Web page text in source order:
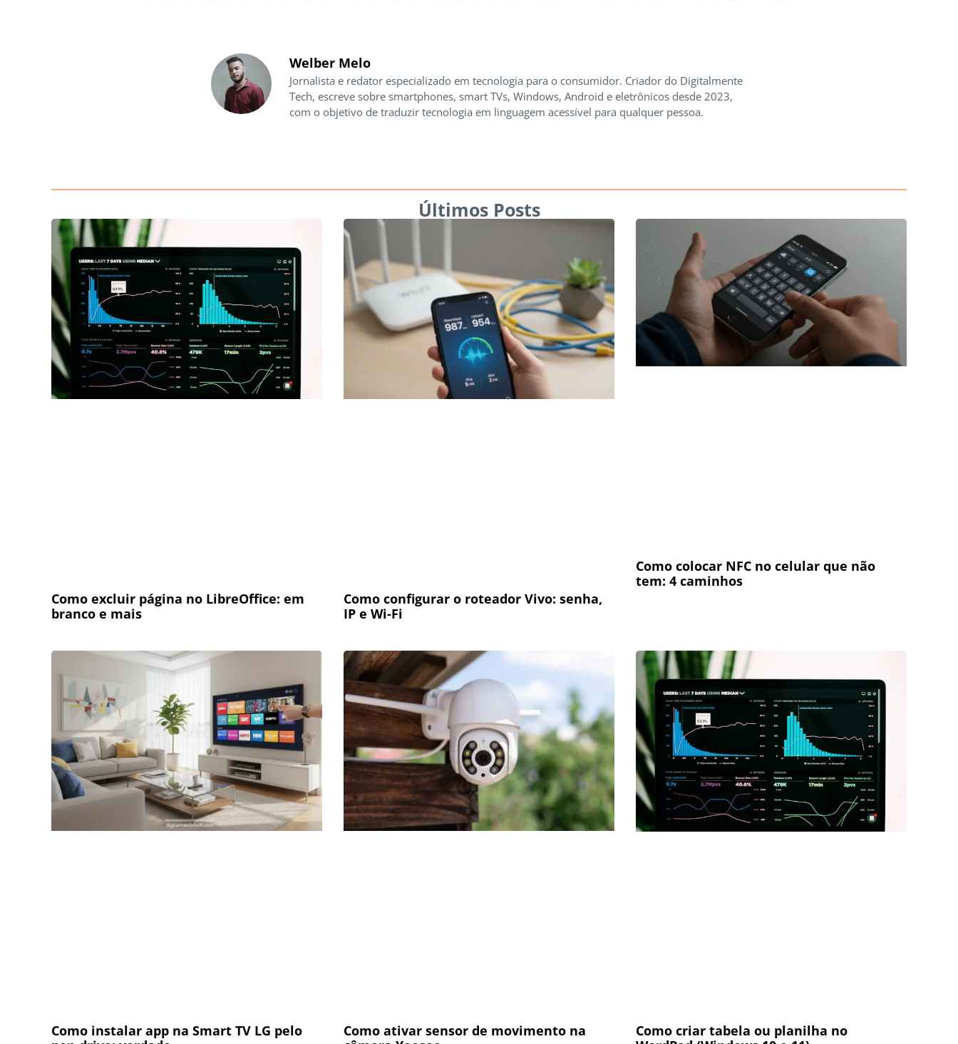
Welber Melo
Jornalista e redator especializado em tecnologia para o consumidor. Criador do Digitalmente
Tech, escreve sobre smartphones, smart TVs, Windows, Android e eletrônicos desde 2023,
com o objetivo de traduzir tecnologia em linguagem acessível para qualquer pessoa.
Últimos Posts
Como excluir página no LibreOffice: em
branco e mais
Como configurar o roteador Vivo: senha,
IP e Wi-Fi
Como colocar NFC no celular que não
tem: 4 caminhos
Como instalar app na Smart TV LG pelo
Como ativar sensor de movimento na
Como criar tabela ou planilha no